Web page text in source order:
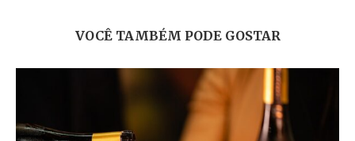
VOCÊ TAMBÉM PODE GOSTAR